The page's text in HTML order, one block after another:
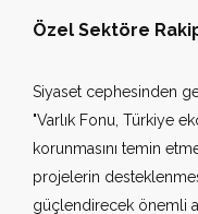
Özel Sektöre
Siyaset cephesinden
"Varlık Fonu, Türkiye
korunmasını temin
projelerin
güçlendirecek önemli